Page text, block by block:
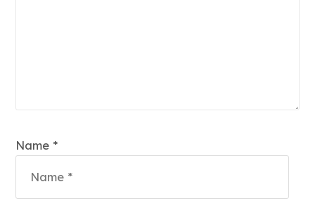
Name *